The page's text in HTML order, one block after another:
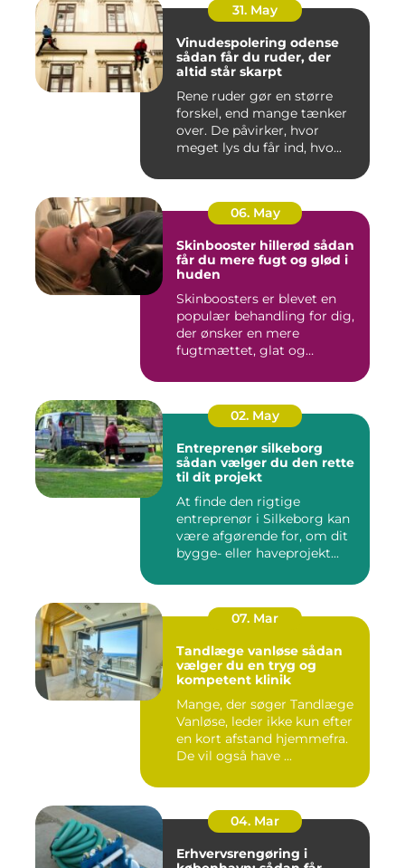
31. May
Vinudespolering odense
sådan får du ruder, der
altid står skarpt
Rene ruder gør en større
forskel, end mange tænker
over. De påvirker, hvor
meget lys du får ind, hvo...
06. May
Skinbooster hillerød sådan
får du mere fugt og glød i
huden
Skinboosters er blevet en
populær behandling for dig,
der ønsker en mere
fugtmættet, glat og
02. May
Entreprenør silkeborg
sådan vælger du den rette
til dit projekt
At finde den rigtige
entreprenør i Silkeborg kan
være afgørende for, om dit
bygge- eller haveprojekt...
07. Mar
Tandlæge vanløse sådan
vælger du en tryg og
kompetent klinik
Mange, der søger Tandlæge
Vanløse, leder ikke kun efter
en kort afstand hjemmefra.
De vil også have ...
04. Mar
Erhvervsrengøring i